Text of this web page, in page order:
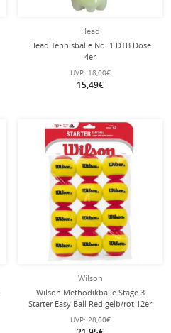
Head
Head Tennisbälle No. 1 DTB Dose
4er
UVP: 18,00€
15,49€
Wilson
Wilson Methodikbälle Stage 3
Starter Easy Ball Red gelb/rot 12er
Beutel
UVP: 28,00€